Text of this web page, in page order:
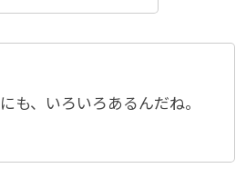
も、いろいろあるんだね。